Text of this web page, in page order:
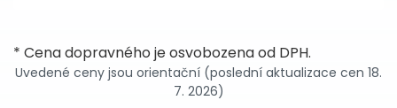
* Cena dopravného je osvobozena od DPH.
Uvedené ceny jsou orientační (poslední aktualizace cen 18.
7. 2026)